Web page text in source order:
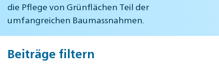
die Pflege von Grünflächen Teil der
umfangreichen Baumassnahmen.
Beiträge filtern